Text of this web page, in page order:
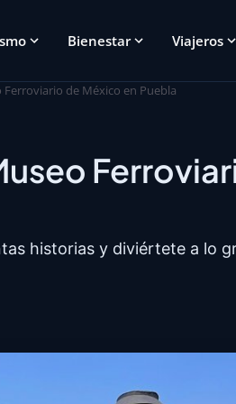
Bienestar Viajeros
de México en Puebla
historias y diviértete a lo